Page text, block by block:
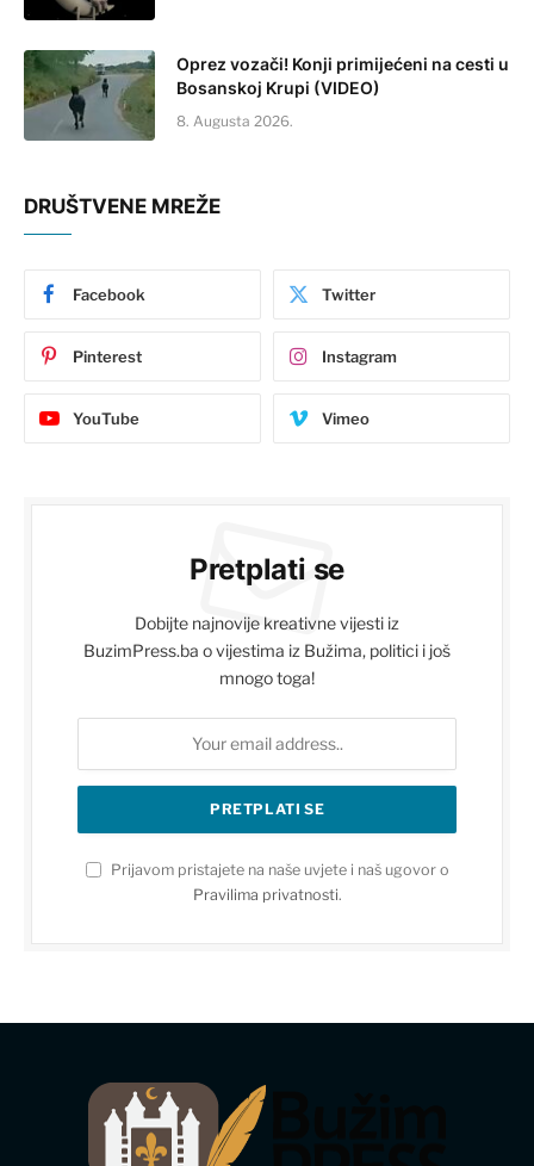
Oprez vozači! Konji primijećeni na cesti u
Bosanskoj Krupi (VIDEO)
8. Augusta 2026.
DRUŠTVENE MREŽE
Facebook Twitter
Pinterest Instagram
YouTube Vimeo
Pretplati se
Dobijte najnovije kreativne vijesti iz
BuzimPress.ba o vijestima iz Bužima, politici i još
mnogo toga!
Prijavom pristajete na naše uvjete i naš ugovor o
Pravilima privatnosti.